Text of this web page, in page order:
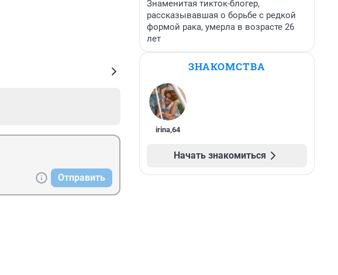
Отправить
Знаменитая тикток-блогер,
рассказывавшая о борьбе с редкой
формой рака, умерла в возрасте 26
лет
ЗНАКОМСТВА
irina,64
Начать знакомиться